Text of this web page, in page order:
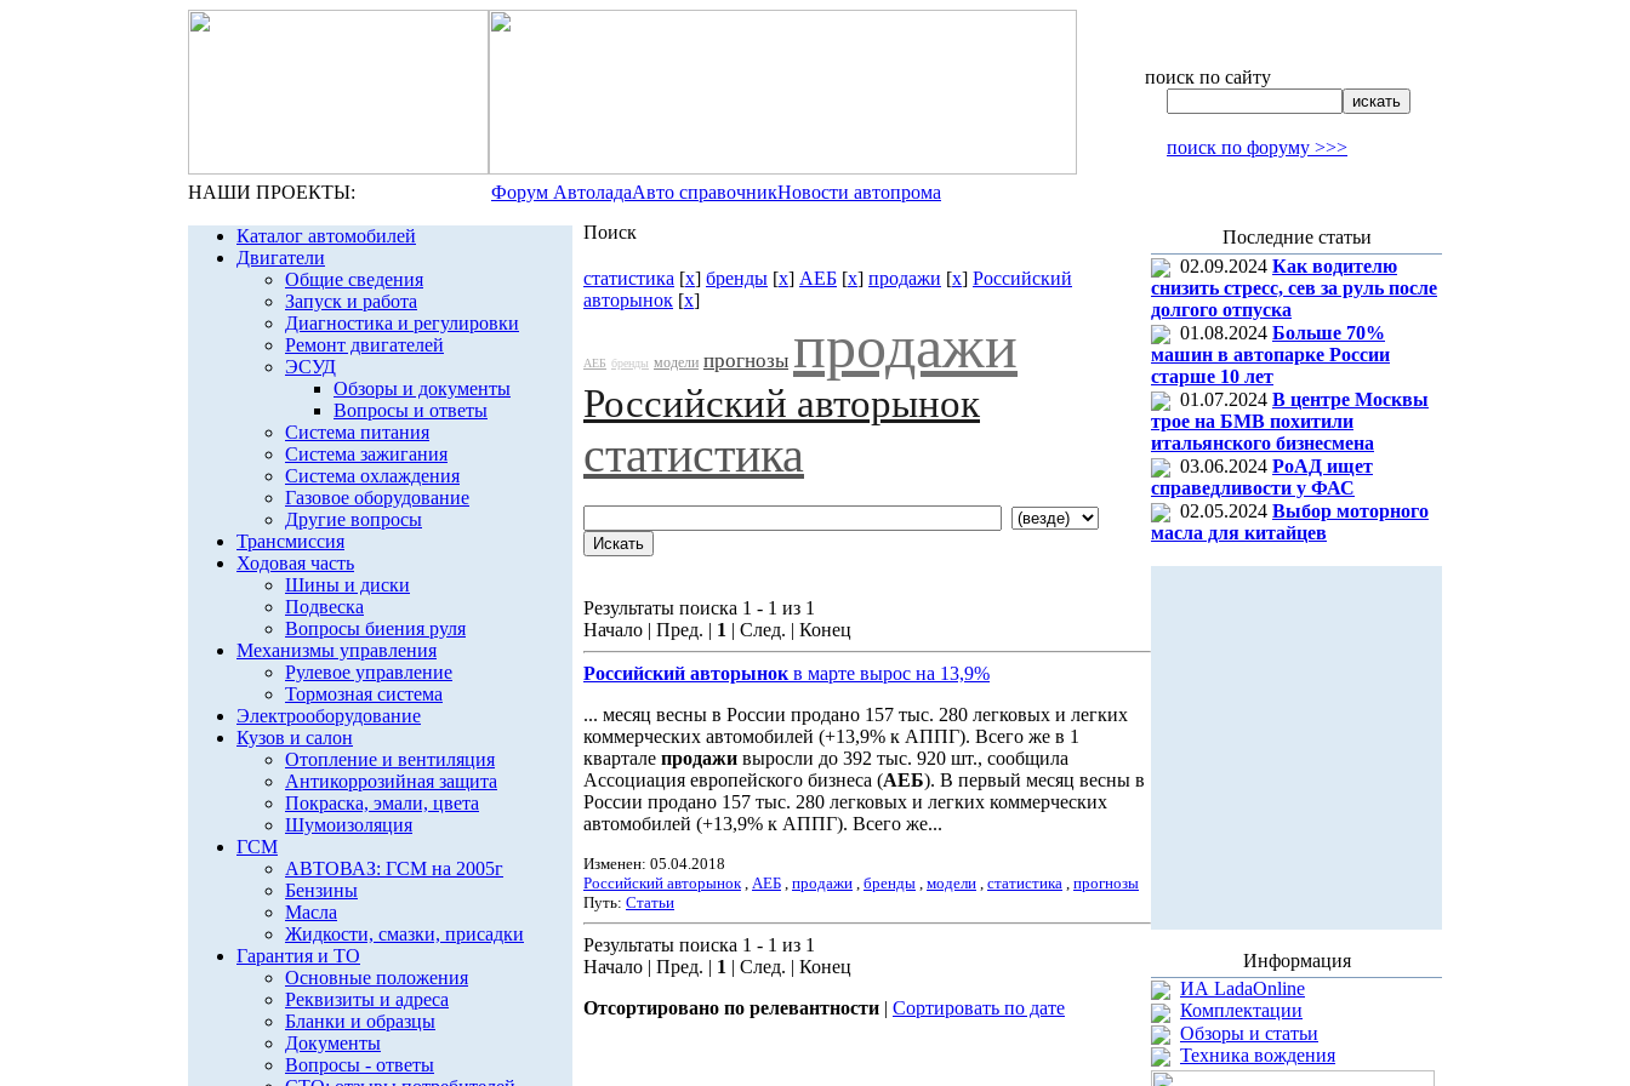
поиск по сайту
поиск по форуму >>>
НАШИ ПРОЕКТЫ: Форум АвтоладаАвто справочникНовости автопрома
Каталог автомобилей
Двигатели
Общие сведения
Запуск и работа
Диагностика и регулировки
Ремонт двигателей
ЭСУД
Обзоры и документы
Вопросы и ответы
Система питания
Система зажигания
Система охлаждения
Газовое оборудование
Другие вопросы
Трансмиссия
Ходовая часть
Шины и диски
Подвеска
Вопросы биения руля
Механизмы управления
Рулевое управление
Тормозная система
Электрооборудование
Кузов и салон
Отопление и вентиляция
Антикоррозийная защита
Покраска, эмали, цвета
Шумоизоляция
ГСМ
АВТОВАЗ: ГСМ на 2005г
Бензины
Масла
Жидкости, смазки, присадки
Гарантия и ТО
Основные положения
Реквизиты и адреса
Бланки и образцы
Документы
Вопросы - ответы
Поиск
статистика [x] бренды [x] АЕБ [x] продажи [x] Российский
авторынок [x]
АЕБ бренды модели прогнозы продажи
Российский авторынок
статистика
Результаты поиска 1 - 1 из 1
Начало | Пред. | 1 | След. | Конец
Российский авторынок в марте вырос на 13,9%
... месяц весны в России продано 157 тыс. 280 легковых и легких
коммерческих автомобилей (+13,9% к АППГ). Всего же в 1
квартале продажи выросли до 392 тыс. 920 шт., сообщила
Ассоциация европейского бизнеса (АЕБ). В первый месяц весны в
России продано 157 тыс. 280 легковых и легких коммерческих
автомобилей (+13,9% к АППГ). Всего же...
Изменен: 05.04.2018
Российский авторынок, АЕБ , продажи , бренды , модели , статистика , прогнозы
Путь: Статьи
Результаты поиска 1 - 1 из 1
Начало | Пред. | 1 | След. | Конец
Отсортировано по релевантности | Сортировать по дате
Последние статьи
02.09.2024 Как водителю
снизить стресс, сев за руль после
долгого отпуска
01.08.2024 Больше 70%
машин в автопарке России
старше 10 лет
01.07.2024 В центре Москвы
трое на БМВ похитили
итальянского бизнесмена
03.06.2024 РоАД ищет
справедливости у ФАС
02.05.2024 Выбор моторного
масла для китайцев
Информация
ИА LadaOnline
Комплектации
Обзоры и статьи
Техника вождения